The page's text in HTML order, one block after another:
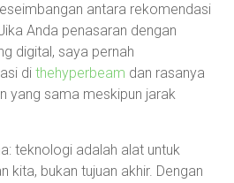
antara rekomendasi
Anda penasaran dengan
digital, saya pernah
dithehyperbeam dan rasanya
yang sama meskipun jarak
teknologi adalah alat untuk
kita, bukan tujuan akhir. Dengan